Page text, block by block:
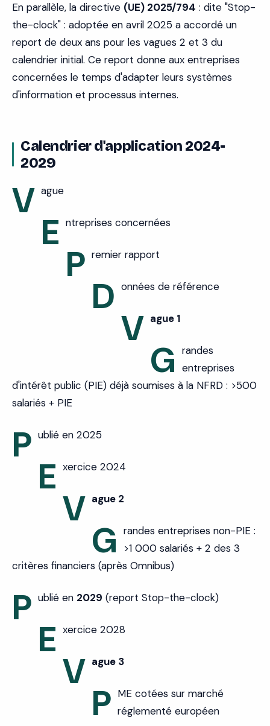
En parallèle, la directive (UE) 2025/794 : dite "Stop-
the-clock" : adoptée en avril 2025 a accordé un
report de deux ans pour les vagues 2 et 3 du
calendrier initial. Ce report donne aux entreprises
concernées le temps d'adapter leurs systèmes
d'information et processus internes.
Calendrier d'application 2024-
2029
V ague
E ntreprises concernées
P remier rapport
D onnées de référence
V ague 1
G randes
entreprises
d'intérêt public (PIE) déjà soumises à la NFRD : >500
salariés + PIE
P ublié en 2025
E xercice 2024
V ague 2
G randes entreprises non-PIE :
>1 000 salariés + 2 des 3
critères financiers (après Omnibus)
P ublié en 2029 (report Stop-the-clock)
E xercice 2028
V ague 3
P ME cotées sur marché
réglementé européen